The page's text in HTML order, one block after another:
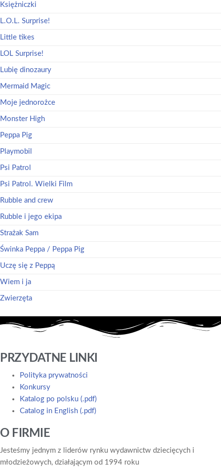
Księżniczki
L.O.L. Surprise!
Little tikes
LOL Surprise!
Lubię dinozaury
Mermaid Magic
Moje jednorożce
Monster High
Peppa Pig
Playmobil
Psi Patrol
Psi Patrol. Wielki Film
Rubble and crew
Rubble i jego ekipa
Strażak Sam
Świnka Peppa / Peppa Pig
Uczę się z Peppą
Wiem i ja
Zwierzęta
PRZYDATNE LINKI
Polityka prywatności
Konkursy
Katalog po polsku (.pdf)
Catalog in English (.pdf)
O FIRMIE
Jesteśmy jednym z liderów rynku wydawnictw dziecięcych i
młodzieżowych, działającym od 1994 roku